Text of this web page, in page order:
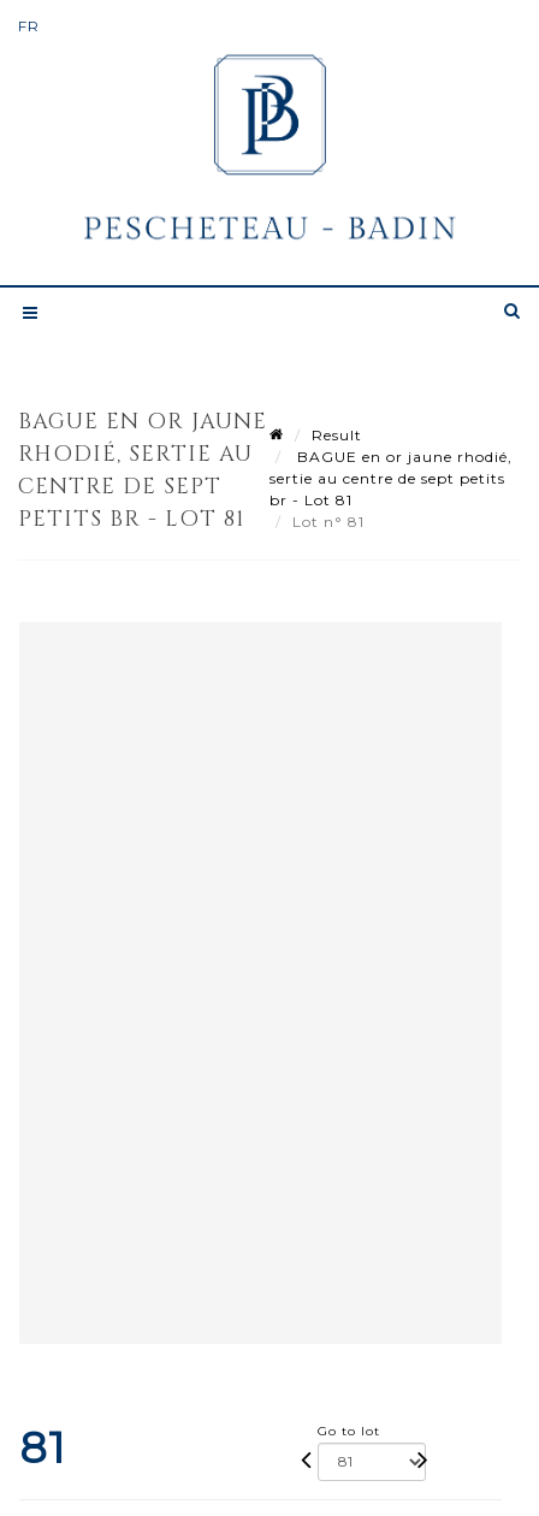
BAGUE EN OR JAUNE
RHODIÉ, SERTIE AU
CENTRE DE SEPT
PETITS BR - LOT 81
Result
BAGUE en or jaune rhodié,
sertie au centre de sept petits
br - Lot 81
Lot n° 81
81 Go to lot